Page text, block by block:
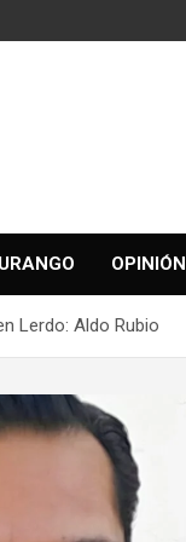
OPINIÓN
Lerdo: Aldo Rubio